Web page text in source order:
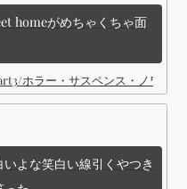
homeがめちゃくちゃ面
ホラー・サスペンス・ノワー
よな笑白い線引くやつき